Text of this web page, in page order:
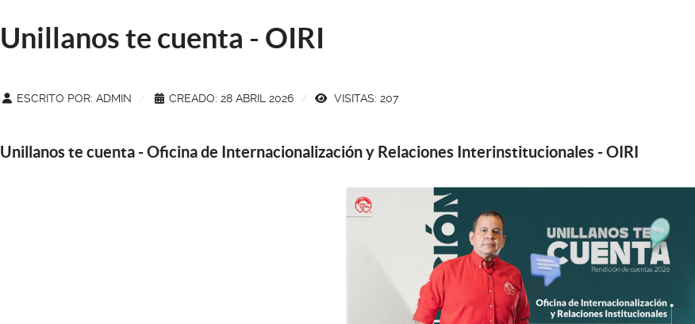
Unillanos te cuenta - OIRI
ESCRITO POR: ADMIN CREADO: 28 ABRIL 2026 VISITAS: 207
Unillanos te cuenta - Oficina de Internacionalización y Relaciones Interinstitucionales - OIRI